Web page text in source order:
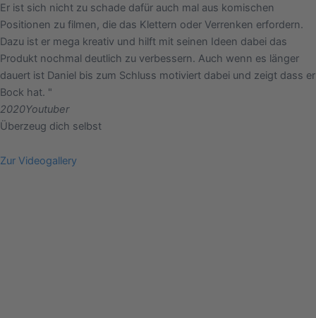
Er ist sich nicht zu schade dafür auch mal aus komischen
Positionen zu filmen, die das Klettern oder Verrenken erfordern.
Dazu ist er mega kreativ und hilft mit seinen Ideen dabei das
Produkt nochmal deutlich zu verbessern. Auch wenn es länger
dauert ist Daniel bis zum Schluss motiviert dabei und zeigt dass er
Bock hat. "
2020Youtuber
Überzeug dich selbst
Zur Videogallery